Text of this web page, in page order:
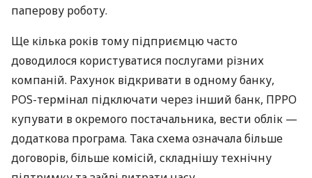
паперову роботу.
Ще кілька років тому підприємцю часто
доводилося користуватися послугами різних
компаній. Рахунок відкривати в одному банку,
POS-термінал підключати через інший банк, ПРРО
купувати в окремого постачальника, вести облік —
додаткова програма. Така схема означала більше
договорів, більше комісій, складнішу технічну